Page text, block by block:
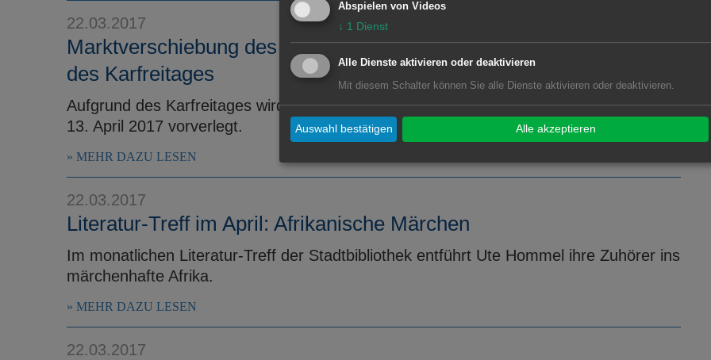
22.03.2017
Marktverschiebung des Wochenmarktes Unterrombach aufgrund
des Karfreitages
Aufgrund des Karfreitages wird der Wochenmarkt in Unterrombach auf Donnerstag,
13. April 2017 vorverlegt.
MEHR DAZU LESEN
22.03.2017
Literatur-Treff im April: Afrikanische Märchen
Im monatlichen Literatur-Treff der Stadtbibliothek entführt Ute Hommel ihre Zuhörer ins
märchenhafte Afrika.
MEHR DAZU LESEN
22.03.2017
Abspielen von Videos
↓ 1 Dienst
Alle Dienste aktivieren oder deaktivieren
Mit diesem Schalter können Sie alle Dienste aktivieren oder deaktivieren.
Auswahl bestätigen Alle akzeptieren